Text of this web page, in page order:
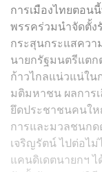
การเมืองไทยตอน
พรรคร่วมนำจัดตั้
กระสุนกระแสควา
นายกรัฐมนตรีแตก
ก้าวไกลแน่วแน่ใน
มติมหาชน ผลการ
ยึดประชาชนคนใ
การและมวลชนกด
เจริญรัตน์ ไปต่อไ
แคนดิเดตนายกฯ ไ